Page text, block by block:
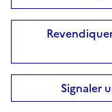
Signaler